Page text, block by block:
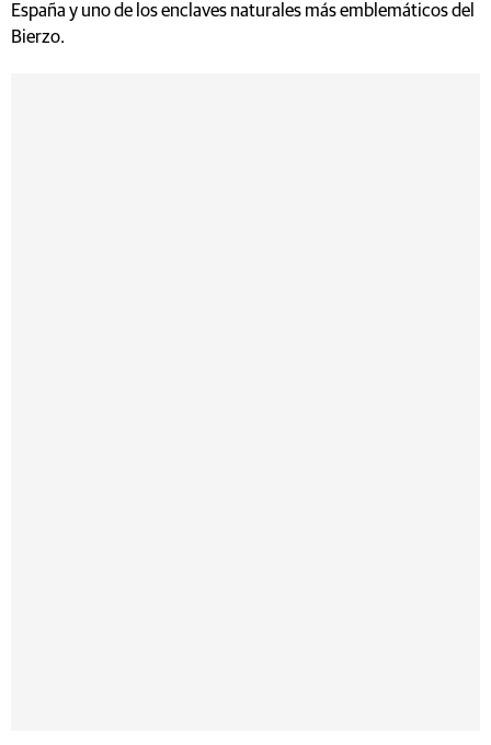
España y uno de los enclaves naturales más emblemáticos del
Bierzo.